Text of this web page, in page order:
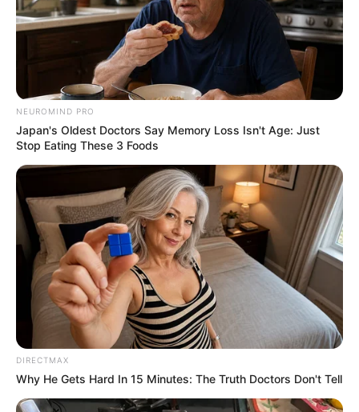
bySzerző • May 9, 2026
NEUROMIND PRO
Japan's Oldest Doctors Say Memory Loss Isn't Age: Just
Stop Eating These 3 Foods
DIRECTMAX
Why He Gets Hard In 15 Minutes: The Truth Doctors Don't Tell